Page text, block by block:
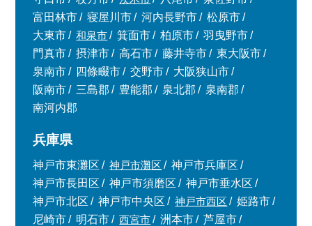
富田林市
寝屋川市 河内長野市
松原市
大東市
和泉市 箕面市 柏原市
羽曳野市
門真市
摂津市 高石市 藤井寺市
東大阪市
泉南市
四條畷市 交野市
大阪狭山市
阪南市
三島郡 豊能郡 泉北郡
泉南郡
南河内郡
兵庫県
神戸市東灘区 神戸市灘区
神戸市兵庫区
神戸市長田区
神戸市須磨区
神戸市垂水区
神戸市北区
神戸市中央区 神戸市西区
姫路市
尼崎市
明石市 西宮市 洲本市
芦屋市